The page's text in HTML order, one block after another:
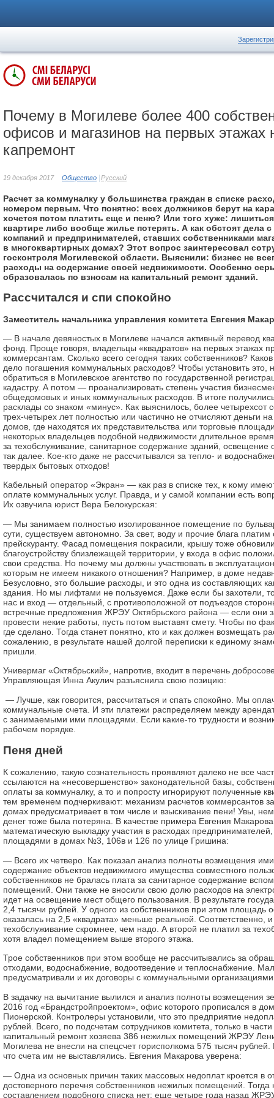
Почему в Могилеве более 400
офисов и магазинов на первых этажах
капремонт
19 декабря 2017 Общество Русский
Расчет за коммуналку у большинства граждан в списке
номером первым. Что понятно: всех должников берут на
хочется потом платить еще и пеню? Или того хуже:
квартире либо вообще жилье потерять. А как обстоят дела
компаний и предпринимателей, ставших собственниками
в многоквартирных домах? Этот вопрос заинтересовал
госконтроля Могилевской области. Выяснили: бизнес не
расходы на содержание своей недвижимости. Особенно
образовалась по взносам на капитальный ремонт зданий.
Рассчитался и спи спокойно
Заместитель начальника управления комитета Евгения
— В начале девяностых в Могилеве начался активный перевод
фонд. Проще говоря, владельцы «квадратов» на первых этажах
коммерсантам. Сколько всего сегодня таких собственников?
дело погашения коммунальных расходов? Чтобы установить это,
обратиться в Могилевское агентство по государственной
кадастру. А потом — проанализировать степень участия
общедомовых и иных коммунальных расходов. В итоге
расклады со знаком «минус». Как выяснилось, более четырехсот
трех-четырех лет полностью или частично не отчисляют деньги
домов, где находятся их представительства или торговые
некоторых владельцев подобной недвижимости длительное
за техобслуживание, санитарное содержание зданий, освещение
так далее. Кое-кто даже не рассчитывался за тепло- и
твердых бытовых отходов!
Кабельный оператор «Экран» — как раз в списке тех, к кому
оплате коммунальных услуг. Правда, и у самой компании есть
Их озвучила юрист Вера Белокурская:
— Мы занимаем полностью изолированное помещение по
сути, существуем автономно. За свет, воду и прочие блага платим
прейскуранту. Фасад помещения покрасили, крышу тоже
благоустройству близлежащей территории, у входа в офис
свои средства. Но почему мы должны участвовать в
которым не имеем никакого отношения? Например, в доме
Безусловно, это большие расходы, и это одна из составляющих
здания. Но мы лифтами не пользуемся. Даже если бы захотели,
нас и вход — отдельный, с противоположной от подъездов
встречные предложения ЖРЭУ Октябрьского района — если они
провести некие работы, пусть потом выставят смету. Чтобы по
где сделано. Тогда станет понятно, кто и как должен возмещать
сожалению, в результате нашей долгой переписки к единому
пришли.
Универмаг «Октябрьский», напротив, входит в перечень
Управляющая Инна Акулич разъяснила свою позицию:
— Лучше, как говорится, рассчитаться и спать спокойно. Мы
коммунальные счета. И эти платежи распределяем между
с занимаемыми ими площадями. Если какие-то трудности и
рабочем порядке.
Пеня дней
К сожалению, такую сознательность проявляют далеко не все
ссылаются на «несовершенство» законодательной базы,
оплаты за коммуналку, а то и попросту игнорируют полученные
тем временем подчеркивают: механизм расчетов коммерсантов
домах предусматривает в том числе и взыскивание пени! Увы,
денег тоже была потеряна. В качестве примера Евгения
математическую выкладку участия в расходах
площадями в домах №3, 106в и 126 по улице Гришина:
— Всего их четверо. Как показал анализ полноты возмещения ими
содержание объектов недвижимого имущества совместного
собственников не бралась плата за санитарное содержание
помещений. Они также не вносили свою долю расходов на
идет на освещение мест общего пользования. В результате
2,4 тысячи рублей. У одного из собственников при этом площадь
оказалась на 2,5 «квадрата» меньше реальной. Соответственно, и
техобслуживание скромнее, чем надо. А второй не платил за
хотя владел помещением выше второго этажа.
Трое собственников при этом вообще не рассчитывались за
отходами, водоснабжение, водоотведение и теплоснабжение.
предусматривали и их договоры с коммунальными
В задачку на вычитание вылился и анализ полноты возмещения
2016 год «Брандстройпроектом», офис которого прописался в
Пионерской. Контролеры установили, что это предприятие
рублей. Всего, по подсчетам сотрудников комитета, только в
капитальный ремонт хозяева 386 нежилых помещений ЖРЭУ
Могилева не внесли на спецсчет горисполкома 575 тысяч
что счета им не выставлялись. Евгения Макарова уверена:
— Одна из основных причин таких массовых недоплат кроется в
достоверного перечня собственников нежилых помещений. Тогда
составлением подобного списка нет: еще четыре года назад